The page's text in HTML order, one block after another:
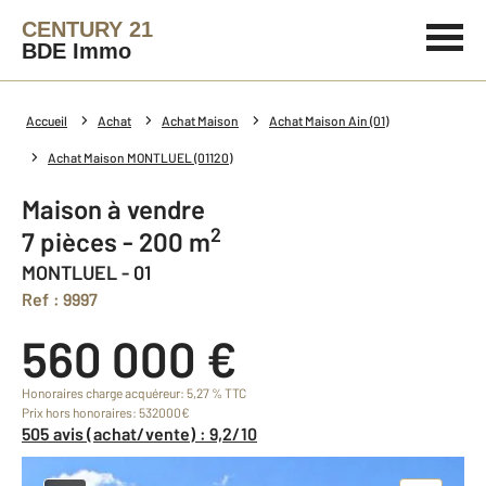
CENTURY 21
BDE Immo
Accueil Achat Achat Maison Achat Maison Ain (01)
Achat Maison MONTLUEL (01120)
Maison à vendre
7 pièces - 200 m2
MONTLUEL - 01
Ref : 9997
560 000 €
Honoraires charge acquéreur: 5,27 % TTC
Prix hors honoraires: 532000€
505 avis (achat/vente) : 9,2/10